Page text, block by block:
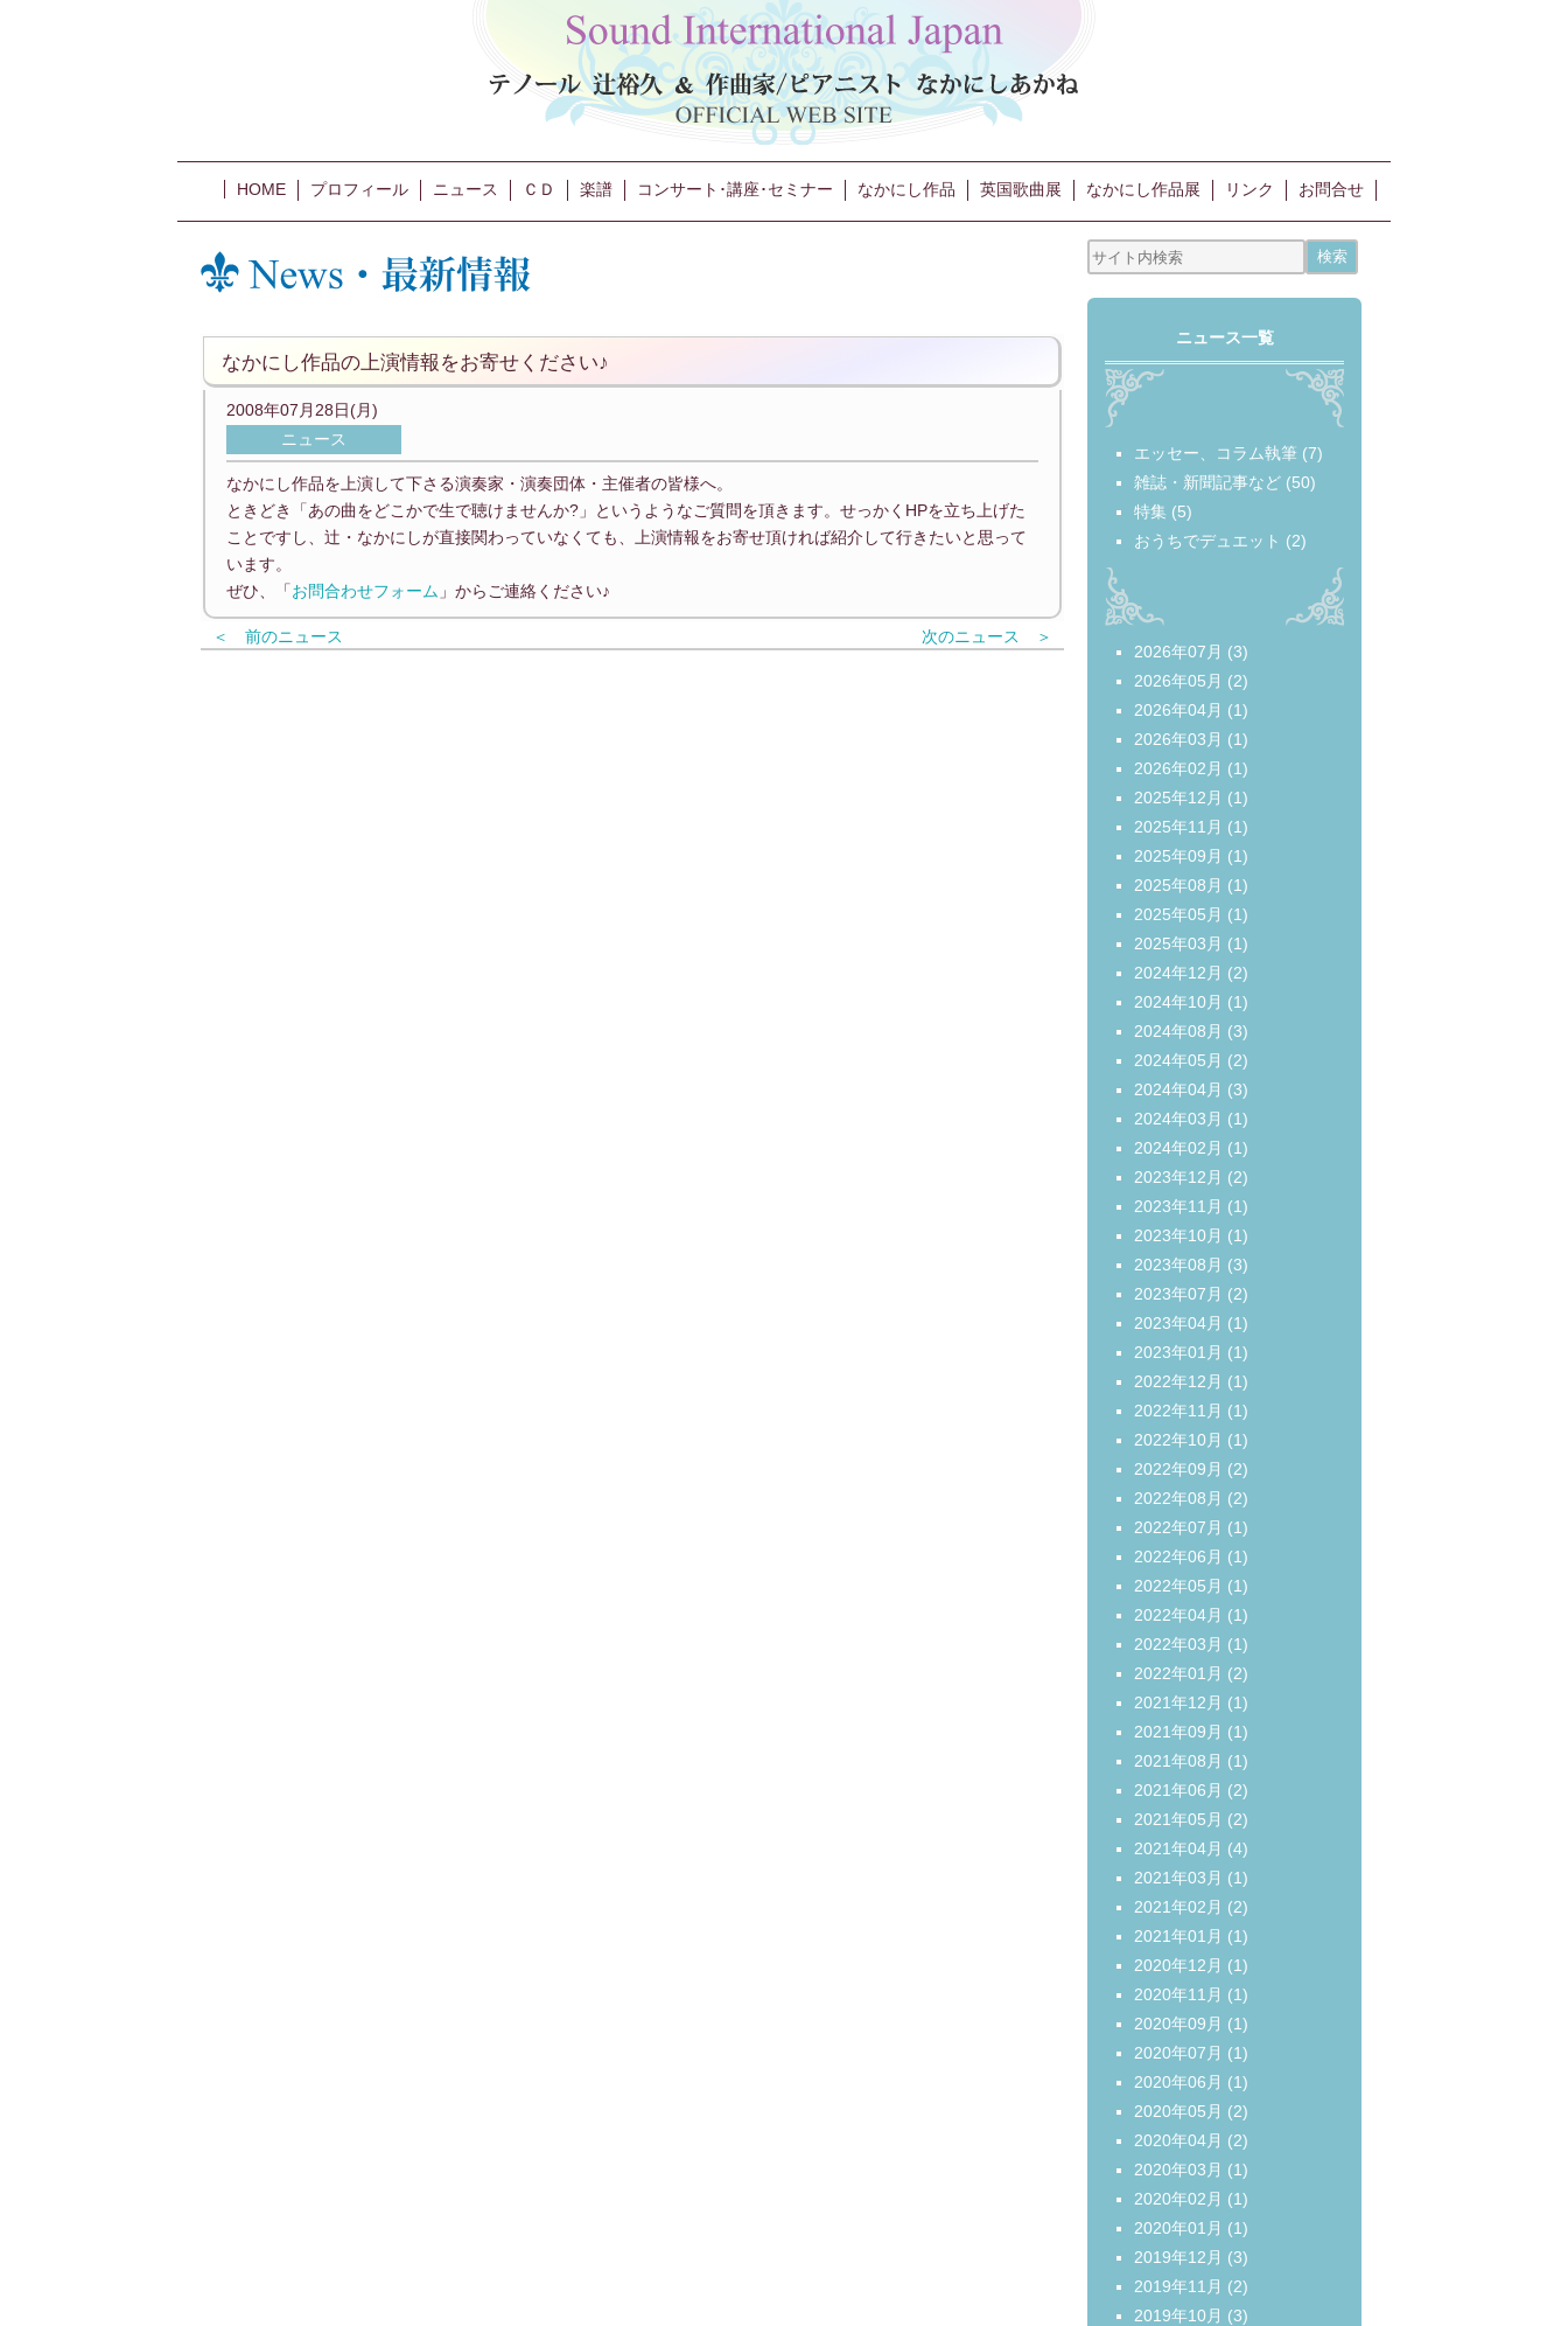
HOME プロフィール ニュース ＣＤ 楽譜 コンサート･講座･セミナー なかにし作品 英国歌曲展 なかにし作品展 リンク お問合せ
なかにし作品の上演情報をお寄せください♪
2008年07月28日(月)
ニュース
なかにし作品を上演して下さる演奏家・演奏団体・主催者の皆様へ。
ときどき「あの曲をどこかで生で聴けませんか?」というようなご質問を頂きます。せっかくHPを立ち上げた
ことですし、辻・なかにしが直接関わっていなくても、上演情報をお寄せ頂ければ紹介して行きたいと思って
います。
ぜひ、「お問合わせフォーム 」からご連絡ください♪
＜ 前のニュース 次のニュース ＞
ニュース一覧
エッセー、コラム執筆 (7)
雑誌・新聞記事など (50)
特集 (5)
おうちでデュエット (2)
2026年07月 (3)
2026年05月 (2)
2026年04月 (1)
2026年03月 (1)
2026年02月 (1)
2025年12月 (1)
2025年11月 (1)
2025年09月 (1)
2025年08月 (1)
2025年05月 (1)
2025年03月 (1)
2024年12月 (2)
2024年10月 (1)
2024年08月 (3)
2024年05月 (2)
2024年04月 (3)
2024年03月 (1)
2024年02月 (1)
2023年12月 (2)
2023年11月 (1)
2023年10月 (1)
2023年08月 (3)
2023年07月 (2)
2023年04月 (1)
2023年01月 (1)
2022年12月 (1)
2022年11月 (1)
2022年10月 (1)
2022年09月 (2)
2022年08月 (2)
2022年07月 (1)
2022年06月 (1)
2022年05月 (1)
2022年04月 (1)
2022年03月 (1)
2022年01月 (2)
2021年12月 (1)
2021年09月 (1)
2021年08月 (1)
2021年06月 (2)
2021年05月 (2)
2021年04月 (4)
2021年03月 (1)
2021年02月 (2)
2021年01月 (1)
2020年12月 (1)
2020年11月 (1)
2020年09月 (1)
2020年07月 (1)
2020年06月 (1)
2020年05月 (2)
2020年04月 (2)
2020年03月 (1)
2020年02月 (1)
2020年01月 (1)
2019年12月 (3)
2019年11月 (2)
2019年10月 (3)